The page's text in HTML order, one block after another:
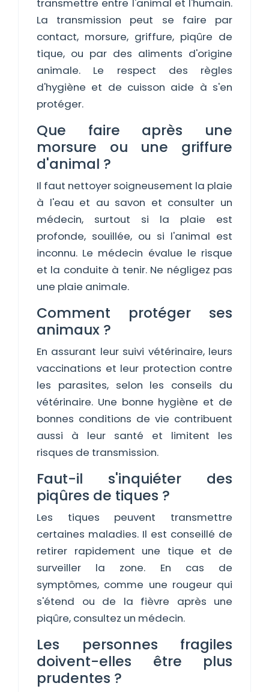
transmettre entre l'animal et l'humain.
La transmission peut se faire par
contact, morsure, griffure, piqûre de
tique, ou par des aliments d'origine
animale. Le respect des règles
d'hygiène et de cuisson aide à s'en
protéger.
Que faire après une
morsure ou une griffure
d'animal ?
Il faut nettoyer soigneusement la plaie
à l'eau et au savon et consulter un
médecin, surtout si la plaie est
profonde, souillée, ou si l'animal est
inconnu. Le médecin évalue le risque
et la conduite à tenir. Ne négligez pas
une plaie animale.
Comment protéger ses
animaux ?
En assurant leur suivi vétérinaire, leurs
vaccinations et leur protection contre
les parasites, selon les conseils du
vétérinaire. Une bonne hygiène et de
bonnes conditions de vie contribuent
aussi à leur santé et limitent les
risques de transmission.
Faut-il s'inquiéter des
piqûres de tiques ?
Les tiques peuvent transmettre
certaines maladies. Il est conseillé de
retirer rapidement une tique et de
surveiller la zone. En cas de
symptômes, comme une rougeur qui
s'étend ou de la fièvre après une
piqûre, consultez un médecin.
Les personnes fragiles
doivent-elles être plus
prudentes ?